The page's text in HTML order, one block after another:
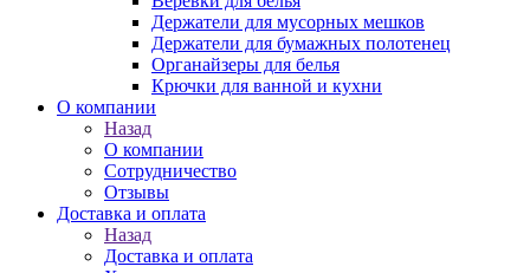
Держатели для мусорных мешков
Держатели для бумажных полотенец
Органайзеры для белья
Крючки для ванной и кухни
О компании
Назад
О компании
Сотрудничество
Отзывы
Доставка и оплата
Назад
Доставка и оплата